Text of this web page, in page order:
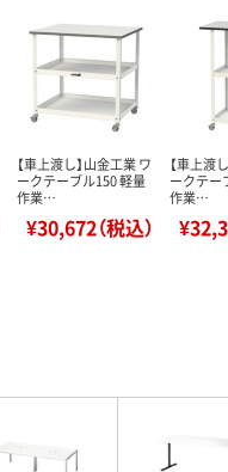
【車上渡し】山金工業 ワ
ークテーブル150 軽量
作業…
¥30,672（税込）
【車上渡
ークテー
作業…